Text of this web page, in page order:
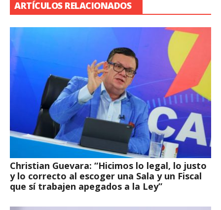
ARTÍCULOS RELACIONADOS
Christian Guevara: “Hicimos lo legal, lo justo
y lo correcto al escoger una Sala y un Fiscal
que sí trabajen apegados a la Ley”